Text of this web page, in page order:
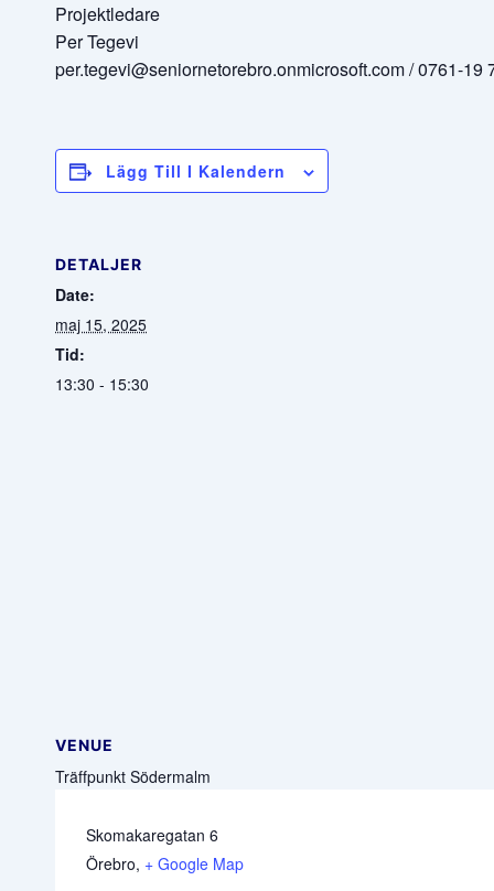
Projektledare
Per Tegevi
per.tegevi@seniornetorebro.onmicrosoft.com / 0761-19
Lägg Till I Kalendern
DETALJER
Date:
maj 15, 2025
Tid:
13:30 - 15:30
VENUE
Träffpunkt Södermalm
Skomakaregatan 6
Örebro, + Google Map